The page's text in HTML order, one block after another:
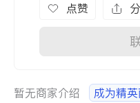
点赞
暂无商家介绍 成为精